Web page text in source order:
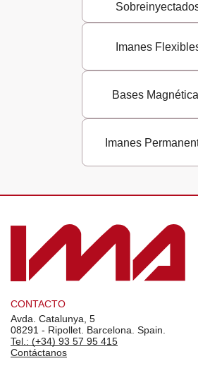
Imanes
Bases
Imanes
CONTACTO
Avda. Catalunya, 5
08291 - Ripollet. Barcelona. Spain.
Tel.: (+34) 93 57 95 415
Contáctanos